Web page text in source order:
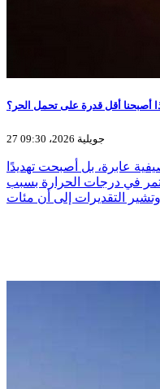
أصبحنا أقل قدرة على تحمل الحر؟
27 جويلية 2026، 09:30
عابرة، بل أصبحت تهديدًا
في درجات الحرارة بسبب